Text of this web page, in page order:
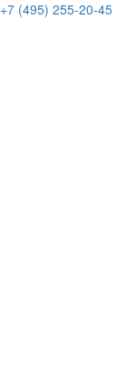
+7 (495) 255-20-45